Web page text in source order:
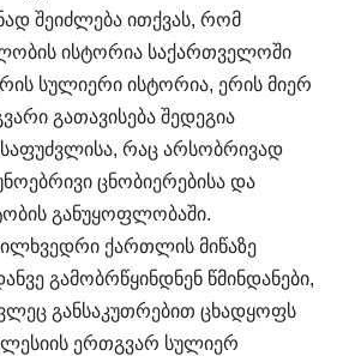
შეიძლება ითქვას, რომ
ისტორია საქართველოში
სულიერი ისტორია, ერის მიერ
გათავისება შედეგია
რაც არსობრივად
ცნობიერებისა და
განუყოფლობაში.
ქართლის მიწაზე
გამობრწყინდნენ წმინდანები,
განსაკუთრებით ცხადყოფს
ერთგვარ სულიერ